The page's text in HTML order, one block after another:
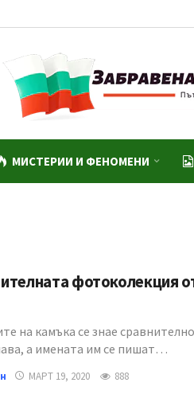
МИСТЕРИИ И ФЕНОМЕНИ
фотоколекция
на камъка се знае
а имената им се пишат…
МАРТ 19, 2020 888